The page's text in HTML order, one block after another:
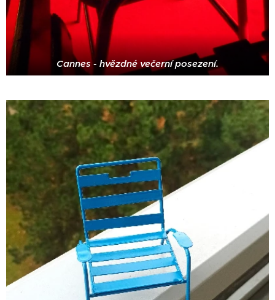
Cannes - hvězdné večerní posezení.